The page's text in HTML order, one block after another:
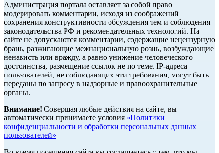
Администрация портала оставляет за собой право
модерировать комментарии, исходя из соображений
сохранения конструктивности обсуждения тем и соблюдения
законодательства РФ и рекомендательных технологий. На
сайте не допускаются комментарии, содержащие нецензурную
брань, разжигающие межнациональную рознь, возбуждающие
ненависть или вражду, а равно унижение человеческого
достоинства, размещение ссылок не по теме. IP-адреса
пользователей, не соблюдающих эти требования, могут быть
переданы по запросу в надзорные и правоохранительные
органы.
Внимание! Совершая любые действия на сайте, вы
автоматически принимаете условия «Политики
конфиденциальности и обработки персональных данных
пользователей»